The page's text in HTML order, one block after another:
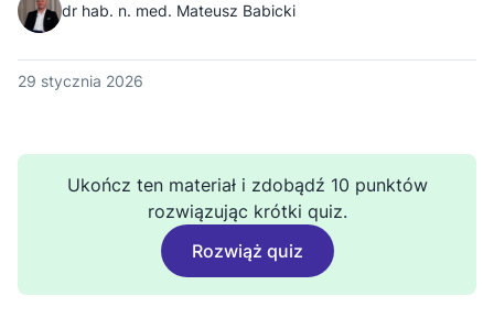
dr hab. n. med. Mateusz Babicki
29 stycznia 2026
Ukończ ten materiał i zdobądź 10 punktów
rozwiązując krótki quiz.
Rozwiąż quiz